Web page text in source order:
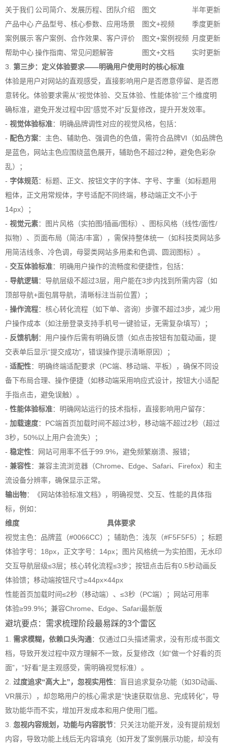
关于我们 公司简介、发展历程、团队介绍 图文
半年更新
产品中心 产品型号、核心参数、应用场景 图文+视频
季度更新
案例展示客户案例、合作效果、客户评价 图文+案例视频 月度更新
帮助中心操作指南、常见问题解答 图文+文档
实时更新
3. 第三步：定义体验要求——明确用户使用时的核心标准
体验是用户对网站的直观感受，直接影响用户是否愿意停留、是否愿
意转化。体验要求需从“视觉体验、交互体验、性能体验”三个维度明
确标准，避免开发过程中因“感觉不对”反复修改，提升开发效率。
- 视觉体验标准：明确品牌调性对应的视觉风格，包括：
- 配色方案：主色、辅助色、强调色的色值，需符合品牌VI（如品牌色
是蓝色，网站主色应围绕蓝色展开，辅助色不超过2种，避免色彩杂
乱）；
- 字体规范：标题、正文、按钮文字的字体、字号、字重（如标题用
粗体，正文用常规体，字号适配不同终端，移动端正文不小于
14px）；
- 视觉元素：图片风格（实拍图/插画/图标）、图标风格（线性/面性/
拟物）、页面布局（简洁/丰富），需保持整体统一（如科技类网站多
用简洁线条、冷色调，母婴类网站多用柔和色调、圆润图标）。
- 交互体验标准：明确用户操作的流畅度和便捷性，包括：
- 导航逻辑：导航层级不超过3层，用户能在3步内找到所需内容（如
顶部导航+面包屑导航，清晰标注当前位置）；
- 操作流程：核心转化流程（如下单、咨询）步骤不超过3步，减少用
户操作成本（如注册登录支持手机号一键验证，无需复杂填写）；
- 反馈机制 ：用户操作后需有明确反馈（如点击按钮有加载动画，提
交表单后显示“提交成功”，错误操作提示清晰原因）；
- 适配性：明确终端适配要求（PC端、移动端、平板），确保不同设
备下布局合理、操作便捷（如移动端采用响应式设计，按钮大小适配
手指点击，避免误触）。
- 性能体验标准：明确网站运行的技术指标，直接影响用户留存：
- 加载速度：PC端首页加载时间不超过3秒，移动端不超过2秒（超过
3秒，50%以上用户会流失）；
- 稳定性：网站可用率不低于99.9%，避免频繁崩溃、报错；
- 兼容性：兼容主流浏览器（Chrome、Edge、Safari、Firefox）和主
流设备分辨率，确保显示正常。
输出物：《网站体验标准文档》，明确视觉、交互、性能的具体指
标，例如：
维度
具体要求
视觉
体验
主色：品牌蓝（#0066CC）；辅助色：浅灰（#F5F5F5）；标题
字号：18px，正文字号：14px；图片风格统一为实拍图，无水印
交互
体验
导航层级≤3层；核心转化流程≤3步；按钮点击后有0.5秒动画反
馈；移动端按钮尺寸≥44px×44px
性能
体验
首页加载时间≤2秒（移动端）、≤3秒（PC端）；网站可用率
≥99.9%；兼容Chrome、Edge、Safari最新版
避坑要点：需求梳理阶段最易踩的3个雷区
1. 需求模糊，依赖口头沟通：仅通过口头描述需求，没有形成书面文
档，导致开发过程中双方理解不一致，反复修改（如“做一个好看的页
面”，“好看”是主观感受，需明确视觉标准）。
2. 过度追求“高大上”，忽视实用性：盲目追求复杂功能（如3D动画、
VR展示），却忽略用户的核心需求是“快速获取信息、完成转化”，导
致功能华而不实，增加开发成本和用户使用门槛。
3. 忽视内容规划，功能与内容脱节：只关注功能开发，没有提前规划
内容，导致功能上线后无内容填充（如开发了案例展示功能，却没有